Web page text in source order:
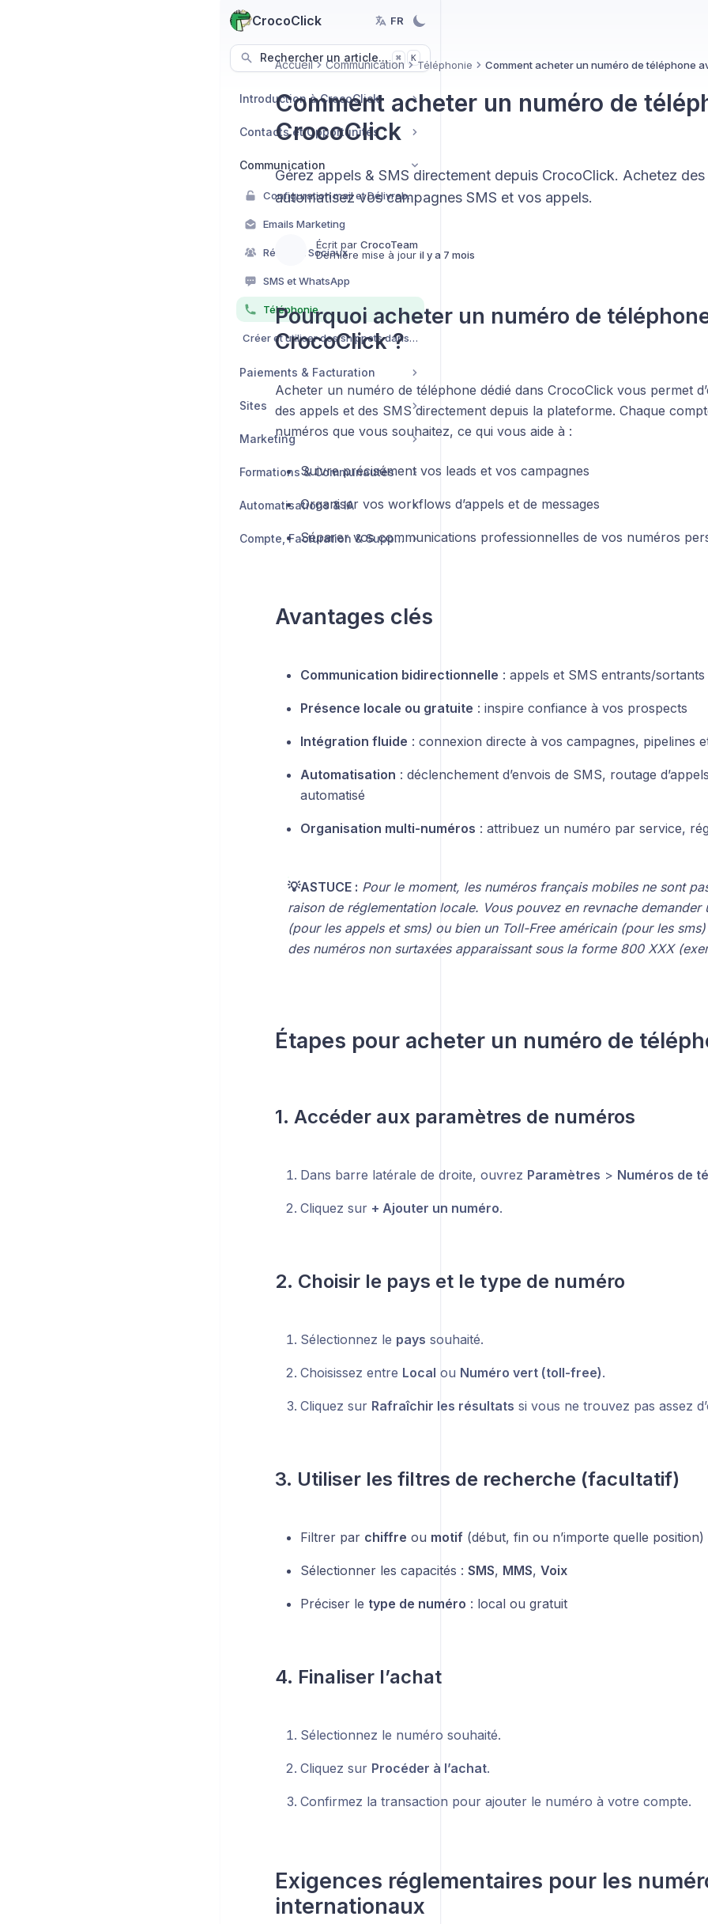
CrocoClick FR
Rechercher un article... ⌘ K
Introduction à CrocoClick
Contacts et Opportunités
Communication
Configuration mail et Délivrabilité
Emails Marketing
Réseaux Sociaux
SMS et WhatsApp
Téléphonie
Créer et utiliser des snippets dans vos conversations
Paiements & Facturation
Sites
Marketing
Formations & Communautés
Automatisations & IA
Compte, Facturation & Support
Accueil Communication Téléphonie Comment acheter un numéro de téléphone
Comment acheter un numéro de
CrocoClick
Gérez appels & SMS directement depuis CrocoClick. Achetez
automatisez vos campagnes SMS et vos appels.
Écrit par CrocoTeam
Dernière mise à jour il y a 7 mois
Pourquoi acheter un numéro de
CrocoClick ?
Acheter un numéro de téléphone dédié dans CrocoClick vous permet
des appels et des SMS directement depuis la plateforme. Chaque
numéros que vous souhaitez, ce qui vous aide à :
Suivre précisément vos leads et vos campagnes
Organiser vos workflows d’appels et de messages
Séparer vos communications professionnelles de vos numéros
Avantages clés
Communication bidirectionnelle : appels et SMS entrants/sortants
Présence locale ou gratuite : inspire confiance à vos prospects
Intégration fluide : connexion directe à vos campagnes, pipelines
Automatisation : déclenchement d’envois de SMS, routage
automatisé
Organisation multi-numéros : attribuez un numéro par service,
💡ASTUCE : Pour le moment, les numéros français mobiles ne sont
raison de réglementation locale. Vous pouvez en revnache demander
(pour les appels et sms) ou bien un Toll-Free américain (pour les
des numéros non surtaxées apparaissant sous la forme 800 XXX
Étapes pour acheter un numéro de
1. Accéder aux paramètres de numéros
Dans barre latérale de droite, ouvrez Paramètres > Numéros de
Cliquez sur + Ajouter un numéro.
2. Choisir le pays et le type de numéro
Sélectionnez le pays souhaité.
Choisissez entre Local ou Numéro vert (toll-free).
Cliquez sur Rafraîchir les résultats si vous ne trouvez pas assez
3. Utiliser les filtres de recherche (facultatif)
Filtrer par chiffre ou motif(début, fin ou n’importe quelle position)
Sélectionner les capacités : SMS, MMS, Voix
Préciser le type de numéro : local ou gratuit
4. Finaliser l’achat
Sélectionnez le numéro souhaité.
Cliquez sur Procéder à l’achat.
Confirmez la transaction pour ajouter le numéro à votre compte.
Exigences réglementaires pour les
internationaux